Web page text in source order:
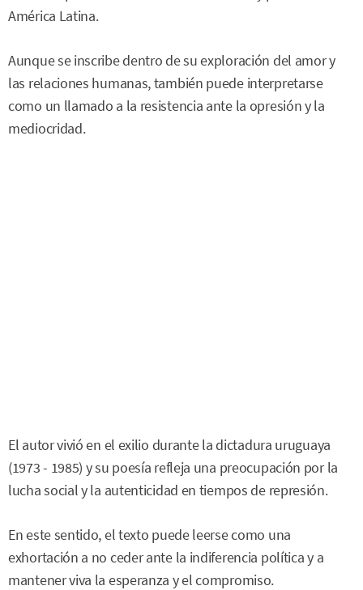
América Latina.
Aunque se inscribe dentro de su exploración del amor y
las relaciones humanas, también puede interpretarse
como un llamado a la resistencia ante la opresión y la
mediocridad.
El autor vivió en el exilio durante la dictadura uruguaya
(1973 - 1985) y su poesía refleja una preocupación por la
lucha social y la autenticidad en tiempos de represión.
En este sentido, el texto puede leerse como una
exhortación a no ceder ante la indiferencia política y a
mantener viva la esperanza y el compromiso.